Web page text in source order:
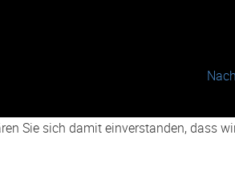
Sie sich damit einverstanden, dass